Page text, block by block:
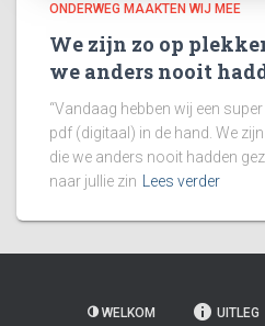
ONDERWEG MAAKTEN WIJ MEE
We zijn zo op
we anders nooit
“Vandaag hebben wij een
pdf (digitaal) in de hand. We
die we anders nooit hadden
naar jullie zin
Lees verder
WELKOM UITLEG